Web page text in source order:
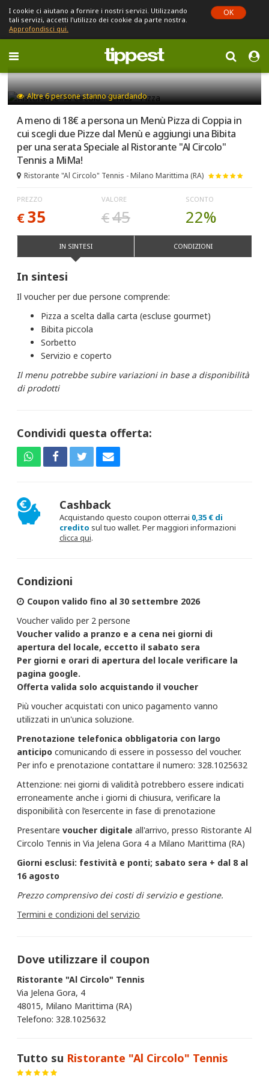
I cookie ci aiutano a fornire i nostri servizi. Utilizzando
tali servizi, accetti l'utilizzo dei cookie da parte nostra.
Approfondisci qui.
OK
Toggle
navigation
Sei in Emilia-Romagna (cambia)
Altre6persone stanno guardando
A meno di 18€ a persona un Menù Pizza di Coppia in
cui scegli due Pizze dal Menù e aggiungi una Bibita
per una serata Speciale al Ristorante "Al Circolo"
Tennis a MiMa!
Ristorante "Al Circolo" Tennis - Milano Marittima (RA)
PREZZO
€35
VALORE
€45
SCONTO
22%
IN SINTESI CONDIZIONI
In sintesi
Il voucher per due persone comprende:
Pizza a scelta dalla carta (escluse gourmet)
Bibita piccola
Sorbetto
Servizio e coperto
Il menu potrebbe subire variazioni in base a disponibilità
di prodotti
Condividi questa offerta:
Cashback
Acquistando questo coupon otterrai 0,35 € di
credito sul tuo wallet. Per maggiori informazioni
clicca qui.
Condizioni
Coupon valido fino al 30 settembre 2026
Voucher valido per 2 persone
Voucher valido a pranzo e a cena nei giorni di
apertura del locale, eccetto il sabato sera
Per giorni e orari di apertura del locale verificare la
pagina google.
Offerta valida solo acquistando il voucher
Più voucher acquistati con unico pagamento vanno
utilizzati in un'unica soluzione.
Prenotazione telefonica obbligatoria con largo
anticipocomunicando di essere in possesso del voucher.
Per info e prenotazione contattare il numero: 328.1025632
Attenzione: nei giorni di validità potrebbero essere indicati
erroneamente anche i giorni di chiusura, verificare la
disponibilità con l’esercente in fase di prenotazione
Presentare voucher digitale all'arrivo, presso Ristorante Al
Circolo Tennis in Via Jelena Gora 4 a Milano Marittima (RA)
Giorni esclusi: festività e ponti; sabato sera + dal 8 al
16 agosto
Prezzo comprensivo dei costi di servizio e gestione.
Termini e condizioni del servizio
Dove utilizzare il coupon
Ristorante "Al Circolo" Tennis
Via Jelena Gora, 4
48015, Milano Marittima (RA)
Telefono: 328.1025632
Tutto su Ristorante "Al Circolo" Tennis